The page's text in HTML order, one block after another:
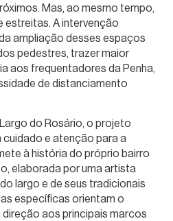
Mas, ao mesmo tempo,
A intervenção
ampliação desses espaços
pedestres, trazer maior
aos frequentadores da Penha,
de distanciamento
do Rosário, o projeto
e atenção para a
à história do próprio bairro
elaborada por uma artista
largo e de seus tradicionais
específicas orientam o
aos principais marcos